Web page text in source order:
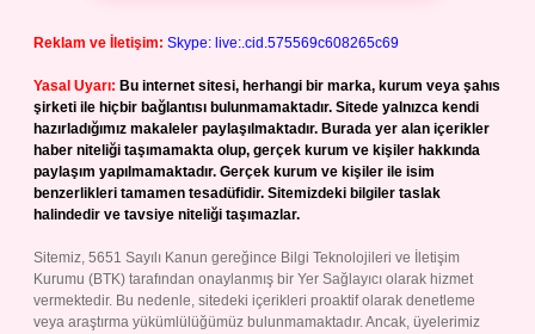
Reklam ve İletişim: Skype: live:.cid.575569c608265c69
Yasal Uyarı: Bu internet sitesi, herhangi bir marka, kurum veya şahıs
şirketi ile hiçbir bağlantısı bulunmamaktadır. Sitede yalnızca kendi
hazırladığımız makaleler paylaşılmaktadır. Burada yer alan içerikler
haber niteliği taşımamakta olup, gerçek kurum ve kişiler hakkında
paylaşım yapılmamaktadır. Gerçek kurum ve kişiler ile isim
benzerlikleri tamamen tesadüfidir. Sitemizdeki bilgiler taslak
halindedir ve tavsiye niteliği taşımazlar.
Sitemiz, 5651 Sayılı Kanun gereğince Bilgi Teknolojileri ve İletişim
Kurumu (BTK) tarafından onaylanmış bir Yer Sağlayıcı olarak hizmet
vermektedir. Bu nedenle, sitedeki içerikleri proaktif olarak denetleme
veya araştırma yükümlülüğümüz bulunmamaktadır. Ancak, üyelerimiz